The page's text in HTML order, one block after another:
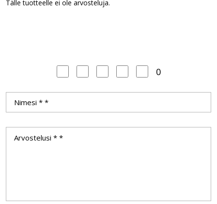
Tälle tuotteelle ei ole arvosteluja.
0